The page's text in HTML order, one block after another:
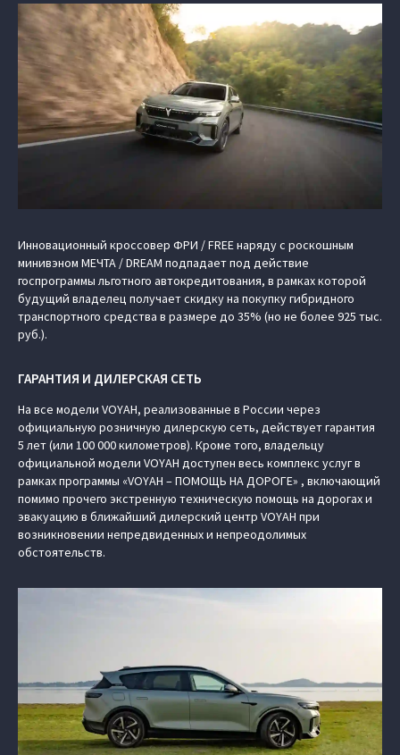
Инновационный кроссовер ФРИ / FREE наряду с роскошным
минивэном МЕЧТА / DREAM подпадает под действие
госпрограммы льготного автокредитования, в рамках которой
будущий владелец получает скидку на покупку гибридного
транспортного средства в размере до 35% (но не более 925 тыс.
руб.).
ГАРАНТИЯ И ДИЛЕРСКАЯ СЕТЬ
На все модели VOYAH, реализованные в России через
официальную розничную дилерскую сеть, действует гарантия
5 лет (или 100 000 километров). Кроме того, владельцу
официальной модели VOYAH доступен весь комплекс услуг в
рамках программы «VOYAH – ПОМОЩЬ НА ДОРОГЕ» , включающий
помимо прочего экстренную техническую помощь на дорогах и
эвакуацию в ближайший дилерский центр VOYAH при
возникновении непредвиденных и непреодолимых
обстоятельств.